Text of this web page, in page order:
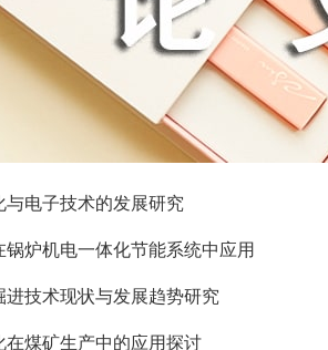
电子技术的发展研究
炉机电一体化节能系统中应用
技术现状与发展趋势研究
煤矿生产中的应用探讨